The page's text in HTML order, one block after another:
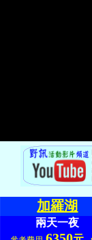
加羅湖
兩天一夜